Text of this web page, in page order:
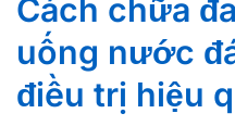
Cách chữa
uống nước
điều trị hiệu